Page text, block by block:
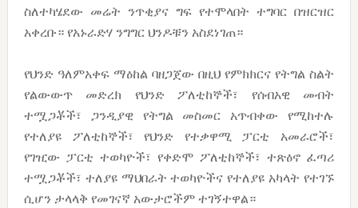
ስለተካሄደው መሬት ንጥቂያና ግፍ የተሞላበት ተግባር በዝርዝር
አቀረቡ። የአኑራድሃ ንግግር ህንዶቹን አስደነገጠ።
የህንድ ዓለምአቀፍ ማዕከል ባዘጋጀው በዚህ የምክክርና የትግል ስልት
የልውውጥ መድረክ የህንድ ፖለቲከኞች፣ የሰብአዊ መብት
ተሟጋቾች፣ ጋንዲያዊ የትግል መስመር አጥብቀው የሚከተሉ
የተለያዩ ፖለቲከኞች፣ የህንድ የተቃዋሚ ፓርቲ አመራሮች፣
የገዢው ፓርቲ ተወካዮች፣ የቀድሞ ፖለቲከኞች፣ ተጽዕኖ ፈጣሪ
ተሟጋቾች፣ ተለያዩ ማህበራት ተወካዮችና የተለያዩ አካላት የተገኙ
ሲሆን ታላላቅ የመገናኛ አውታሮችም ተገኝተዋል።